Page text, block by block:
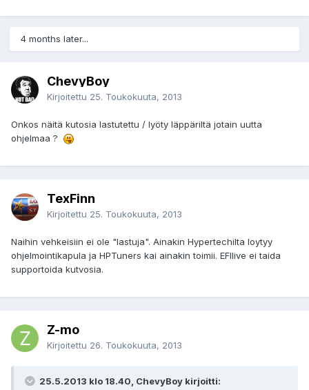
4 months later...
ChevyBoy
Kirjoitettu 25. Toukokuuta, 2013
Onkos näitä kutosia lastutettu / lyöty läppäriltä jotain uutta
ohjelmaa ?
TexFinn
Kirjoitettu 25. Toukokuuta, 2013
Naihin vehkeisiin ei ole "lastuja". Ainakin Hypertechilta loytyy
ohjelmointikapula ja HPTuners kai ainakin toimii. EFIlive ei taida
supportoida kutvosia.
Z-mo
Kirjoitettu 26. Toukokuuta, 2013
25.5.2013 klo 18.40, ChevyBoy kirjoitti: